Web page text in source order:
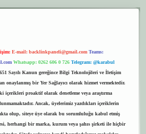
E-mail: backlinkpaneli@gmail.com Teams:
Whatsapp: 0262 606 0 726 Telegram: @karabul
Sayılı Kanun gereğince Bilgi Teknolojileri ve İletişim
onaylanmış bir Yer Sağlayıcı olarak hizmet vermektedir.
içerikleri proaktif olarak denetleme veya araştırma
Ancak, üyelerimiz yazdıkları içeriklerin
olup, siteye üye olarak bu sorumluluğu kabul etmiş
herhangi bir marka, kurum veya şahıs şirketi ile hiçbir